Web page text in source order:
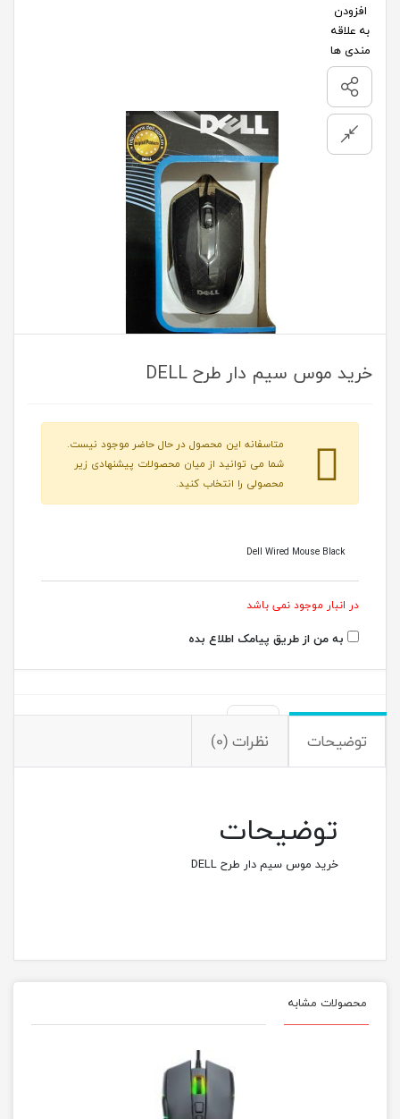
افزودن
به علاقه
مندی ها
خرید موس سيم دار طرح DELL
متاسفانه این محصول در حال حاضر موجود نیست.
شما می توانید از میان محصولات پیشنهادی زیر
محصولی را انتخاب کنید.
Dell Wired Mouse Black
در انبار موجود نمی باشد
به من از طریق پیامک اطلاع بده
توضیحات نظرات (0)
توضیحات
خرید موس سيم دار طرح DELL
محصولات مشابه